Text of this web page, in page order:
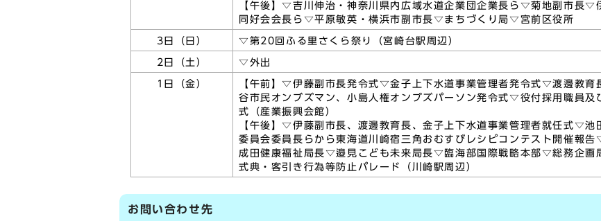
【午後】▽吉川伸治・神奈川県内広域水道企業団企業長ら▽菊地副市長
同好会会長ら▽平原敏英・横浜市副市長▽まちづくり局▽宮前区役所
3日（日） ▽第20回ふる里さくら祭り（宮崎台駅周辺）
2日（土） ▽外出
1日（金）
【午前】▽伊藤副市長発令式▽金子上下水道事業管理者発令式▽渡邊教
谷市民オンブズマン、小島人権オンブズパーソン発令式▽役付採用職員
式（産業振興会館）
【午後】▽伊藤副市長、渡邊教育長、金子上下水道事業管理者就任式▽
委員会委員長らから東海道川崎宿三角おむすびレシピコンテスト開催
成田健康福祉局長▽邉見こども未来局長▽臨海部国際戦略本部▽総務企画
式典・客引き行為等防止パレード（川崎駅周辺）
お問い合わせ先